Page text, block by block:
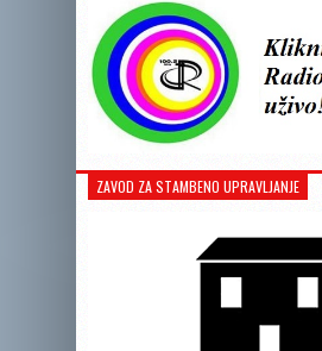
ZAVOD ZA STAMBENO UPRAVLJANJE